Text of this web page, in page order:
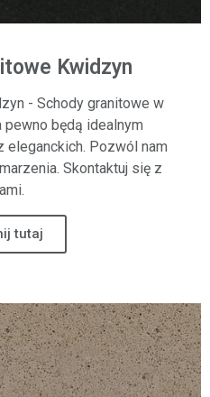
Kwidzyn
- Schody granitowe w
pewno będą idealnym
Pozwól nam
Skontaktuj się z
tutaj